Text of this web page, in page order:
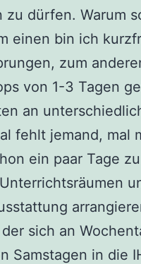
zu dürfen. Warum
einen bin ich
zum
von 1-3 Tagen
an
fehlt jemand, mal
ein paar Tage
sich an
Samstagen in die